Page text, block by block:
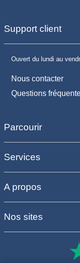
Support client
Ouvert du lundi au
Nous contacter
Questions
Parcourir
Services
A propos
Nos sites